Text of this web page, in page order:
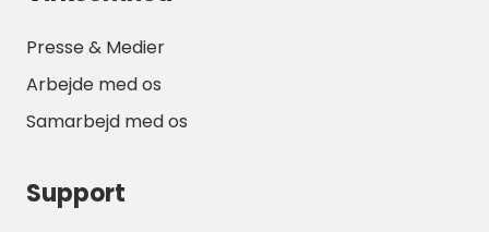
Presse & Medier
Arbejde med os
Samarbejd med os
Support